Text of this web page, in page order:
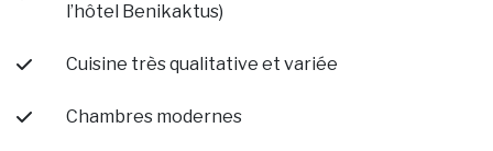
l’hôtel Benikaktus)
Cuisine très qualitative et variée
Chambres modernes